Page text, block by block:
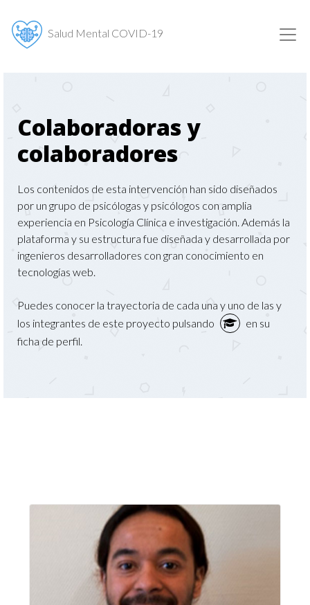
Salud Mental COVID-19
Colaboradoras y
colaboradores
Los contenidos de esta intervención han sido diseñados
por un grupo de psicólogas y psicólogos con amplia
experiencia en Psicología Clínica e investigación. Además la
plataforma y su estructura fue diseñada y desarrollada por
ingenieros desarrolladores con gran conocimiento en
tecnologías web.
Puedes conocer la trayectoria de cada una y uno de las y
los integrantes de este proyecto pulsando
en su
ficha de perfil.